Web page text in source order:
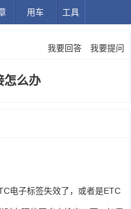
用车 工具
我要回答 我要提问
怎么办
电子标签失效了，或者是ETC